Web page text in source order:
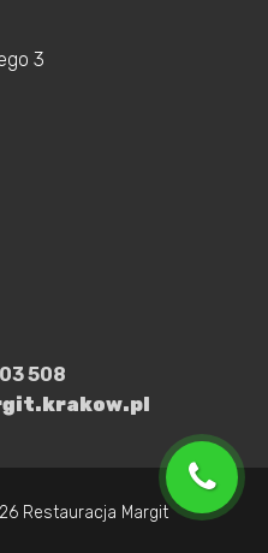
3
508
Restauracja Margit